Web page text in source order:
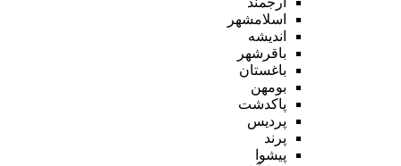
اسلامشهر
اندیشه
باقرشهر
باغستان
بومهن
پاکدشت
پردیس
پرند
پیشوا